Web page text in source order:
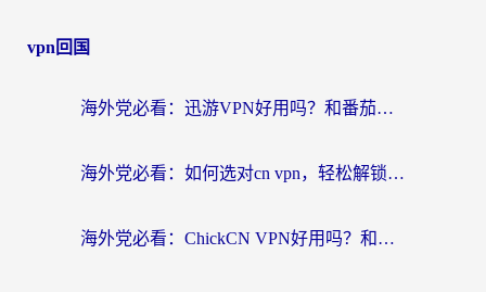
vpn回国
海外党必看：迅游VPN好用吗？和番茄加速器VPN对比哪个回国效果更好？
海外党必看：如何选对cn vpn，轻松解锁国内影音游戏？
海外党必看：ChickCN VPN好用吗？和星河VPN对比哪个回国效果更好？附真实体验+避坑指南